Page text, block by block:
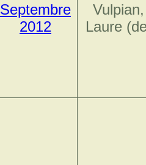
Septembre
2012
Vulpian,
Laure